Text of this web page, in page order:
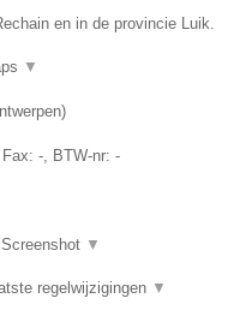
en in de provincie Luik.
▼
)
-, BTW-nr: -
Screenshot ▼
regelwijzigingen ▼